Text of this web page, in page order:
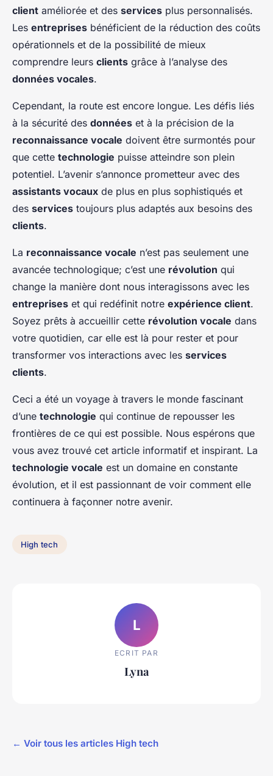
client améliorée et des services plus personnalisés.
Les entreprises bénéficient de la réduction des coûts
opérationnels et de la possibilité de mieux
comprendre leurs clients grâce à l’analyse des
données vocales.
Cependant, la route est encore longue. Les défis liés
à la sécurité des données et à la précision de la
reconnaissance vocale doivent être surmontés pour
que cette technologie puisse atteindre son plein
potentiel. L’avenir s’annonce prometteur avec des
assistants vocaux de plus en plus sophistiqués et
des services toujours plus adaptés aux besoins des
clients.
La reconnaissance vocale n’est pas seulement une
avancée technologique; c’est une révolution qui
change la manière dont nous interagissons avec les
entreprises et qui redéfinit notre expérience client.
Soyez prêts à accueillir cette révolution vocale dans
votre quotidien, car elle est là pour rester et pour
transformer vos interactions avec les services
clients.
Ceci a été un voyage à travers le monde fascinant
d’une technologie qui continue de repousser les
frontières de ce qui est possible. Nous espérons que
vous avez trouvé cet article informatif et inspirant. La
technologie vocale est un domaine en constante
évolution, et il est passionnant de voir comment elle
continuera à façonner notre avenir.
High tech
L
ECRIT PAR
Lyna
← Voir tous les articles High tech